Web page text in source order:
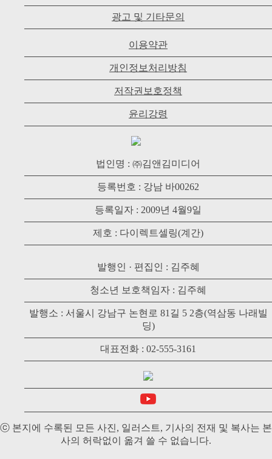
광고 및 기타문의
이용약관
개인정보처리방침
저작권보호정책
윤리강령
법인명 : ㈜김앤김미디어
등록번호 : 강남 바00262
등록일자 : 2009년 4월9일
제호 : 다이렉트셀링(계간)
발행인 · 편집인 : 김주혜
청소년 보호책임자 : 김주혜
발행소 : 서울시 강남구 논현로 81길 5 2층(역삼동 나래빌
딩)
대표전화 : 02-555-3161
ⓒ 본지에 수록된 모든 사진, 일러스트, 기사의 전재 및 복사는 본
사의 허락없이 옮겨 쓸 수 없습니다.